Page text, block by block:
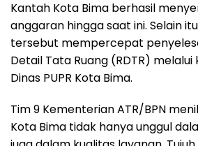
Kantah Kota Bima berhasil
anggaran hingga saat ini. Selain
tersebut mempercepat
Detail Tata Ruang (RDTR)
Dinas PUPR Kota Bima.
Tim 9 Kementerian ATR/BPN
Kota Bima tidak hanya unggul